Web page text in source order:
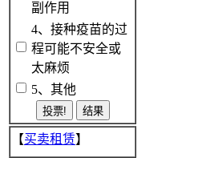
副作用
4、接种疫苗的过
程可能不安全或
太麻烦
5、其他
【买卖租赁】